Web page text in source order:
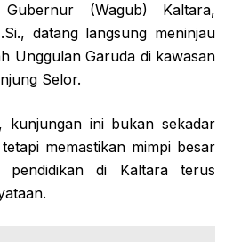
(Wagub) Kaltara,
datang langsung meninjau
Unggulan Garuda di kawasan
Selor.
kunjungan ini bukan sekadar
memastikan mimpi besar
pendidikan di Kaltara terus